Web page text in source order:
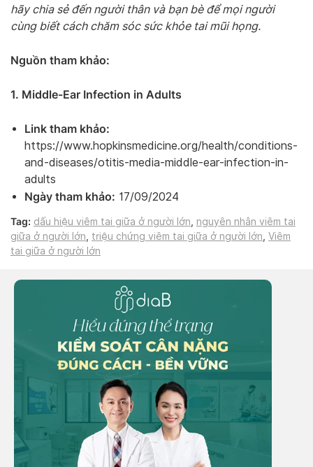
hãy chia sẻ đến người thân và bạn bè để mọi người
cùng biết cách chăm sóc sức khỏe tai mũi họng.
Nguồn tham khảo:
1. Middle-Ear Infection in Adults
Link tham khảo:
https://www.hopkinsmedicine.org/health/conditions-
and-diseases/otitis-media-middle-ear-infection-in-
adults
Ngày tham khảo: 17/09/2024
Tag: dấu hiệu viêm tai giữa ở người lớn
nguyên nhân viêm tai
giữa ở người lớn
triệu chứng viêm tai giữa ở người lớn Viêm
tai giữa ở người lớn